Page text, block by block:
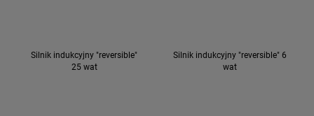
Silnik indukcyjny "reversible"
25 wat
Silnik indukcyjny "reversible" 6
wat